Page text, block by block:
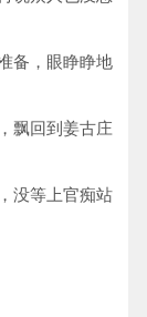
备，眼睁睁地
飘回到姜古庄
没等上官痴站